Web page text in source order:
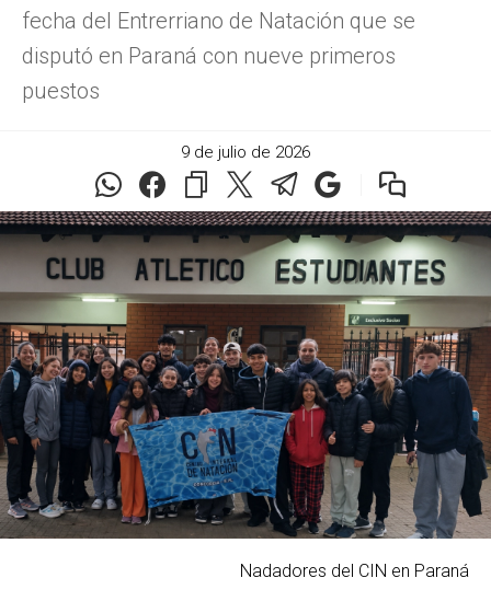
fecha del Entrerriano de Natación que se
disputó en Paraná con nueve primeros
puestos
9 de julio de 2026
Nadadores del CIN en Paraná